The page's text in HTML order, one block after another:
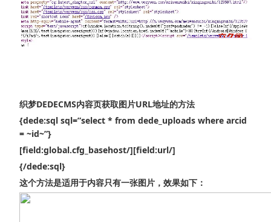
织梦DEDECMS内容页获取图片URL地址的方法
{dede:sql sql=”select * from dede_uploads where arcid
= ~id~”}
[field:global.cfg_basehost/][field:url/]
{/dede:sql}
这个方法是适用于内容只有一张图片，效果如下：